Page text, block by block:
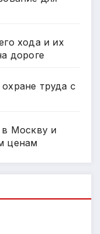
хода и их
дороге
труда с
в Москву и
ценам